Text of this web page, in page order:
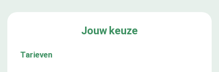
Jouw keuze
Tarieven